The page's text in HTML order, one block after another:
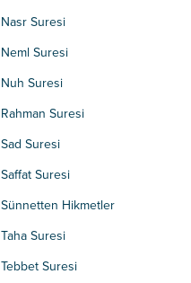
Nasr Suresi
Neml Suresi
Nuh Suresi
Rahman Suresi
Sad Suresi
Saffat Suresi
Sünnetten Hikmetler
Taha Suresi
Tebbet Suresi